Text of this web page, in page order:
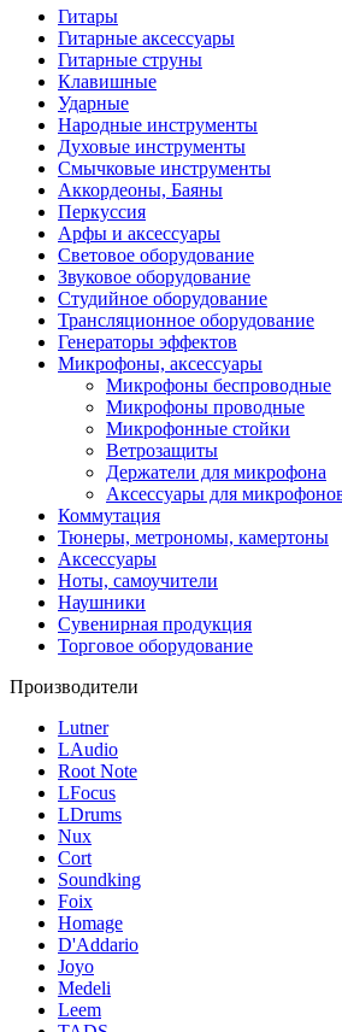
Гитары
Гитарные аксессуары
Гитарные струны
Клавишные
Ударные
Народные инструменты
Духовые инструменты
Смычковые инструменты
Аккордеоны, Баяны
Перкуссия
Арфы и аксессуары
Световое оборудование
Звуковое оборудование
Студийное оборудование
Трансляционное оборудование
Генераторы эффектов
Микрофоны, аксессуары
Микрофоны беспроводные
Микрофоны проводные
Микрофонные стойки
Ветрозащиты
Держатели для микрофона
Аксессуары для
Коммутация
Тюнеры, метрономы, камертоны
Аксессуары
Ноты, самоучители
Наушники
Сувенирная продукция
Торговое оборудование
Производители
Lutner
LAudio
Root Note
LFocus
LDrums
Nux
Cort
Soundking
Foix
Homage
D'Addario
Joyo
Medeli
Leem